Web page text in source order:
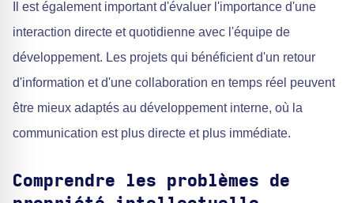
Il est également important d'évaluer l'importance d'une
interaction directe et quotidienne avec l'équipe de
développement. Les projets qui bénéficient d'un retour
d'information et d'une collaboration en temps réel peuvent
être mieux adaptés au développement interne, où la
communication est plus directe et plus immédiate.
Comprendre les problèmes de